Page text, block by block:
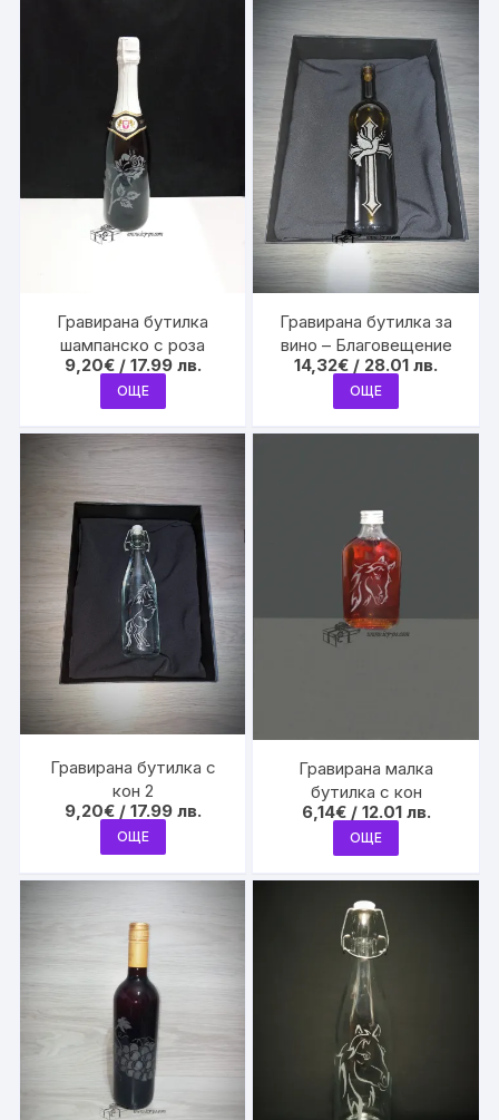
Гравирана бутилка
шампанско с роза
9,20€ / 17.99 лв.
ОЩЕ
Гравирана бутилка за
вино – Благовещение
14,32€ / 28.01 лв.
ОЩЕ
Гравирана бутилка с
кон 2
9,20€ / 17.99 лв.
ОЩЕ
Гравирана малка
бутилка с кон
6,14€ / 12.01 лв.
ОЩЕ